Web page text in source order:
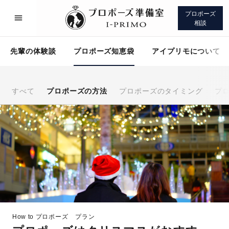
プロポーズ
相談
先輩の体験談 プロポーズ知恵袋 アイプリモについて
すべて プロポーズの方法 プロポーズのタイミング プ
How to プロポーズ プラン
プロポーズサポート 先輩の体験談
プロポーズ知恵袋 アイプリモについて
プロポーズサポート